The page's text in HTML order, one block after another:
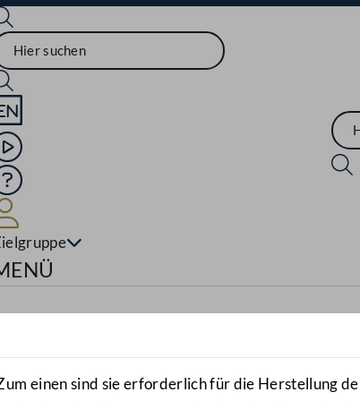
English
Hilfe
öffnen
einen sind sie erforderlich für die Herstellung